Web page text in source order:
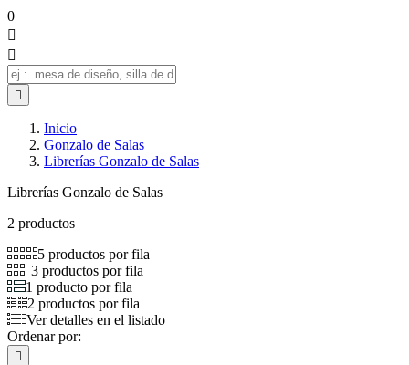
0



Inicio
Gonzalo de Salas
Librerías Gonzalo de Salas
Librerías Gonzalo de Salas
2 productos
5 productos por fila
3 productos por fila
1 producto por fila
2 productos por fila
Ver detalles en el listado
Ordenar por:
